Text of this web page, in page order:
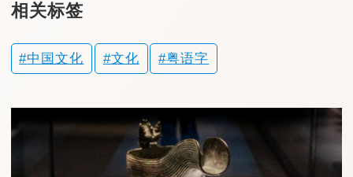
相关标签
中国文化 文化 粤语字